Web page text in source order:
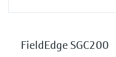
FieldEdge SGC200